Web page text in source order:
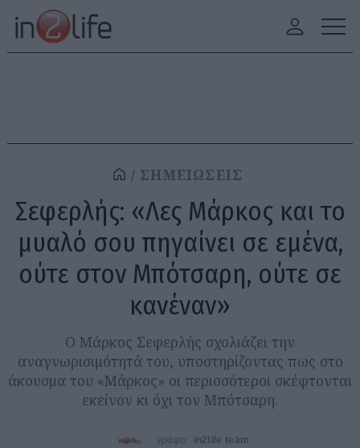
ΣΗΜΕΙΩΣΕΙΣ
Σεφερλής: «Λες Μάρκος και το
μυαλό σου πηγαίνει σε εμένα,
ούτε στον Μπότσαρη, ούτε σε
κανέναν»
Ο Μάρκος Σεφερλής σχολιάζει την
αναγνωρισιμότητά του, υποστηρίζοντας πως στο
άκουσμα του «Μάρκος» οι περισσότεροι σκέφτονται
εκείνον κι όχι τον Μπότσαρη.
γράφει: in2life team